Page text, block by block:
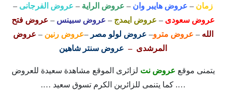
زمان – عروض هايبر وان – عروض الراية – عروض الفرجانى –
عروض سعودى– عروض ايمدج– عروض سبينس– عروض فتح
الله– عروض مترو– عروض لولو مصر–عروض رنين– عروض
المرشدى – عروض سنتر شاهين
يتمنى موقع عروض نت لزائرى الموقع مشاهدة سعيدة للعروض
…. كما يتنمى للزائرين الكرم تسوق سعيد ….